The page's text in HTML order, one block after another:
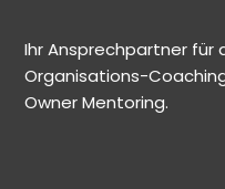
Ihr Ansprechpartner für
Organisations-
Owner Mentoring.